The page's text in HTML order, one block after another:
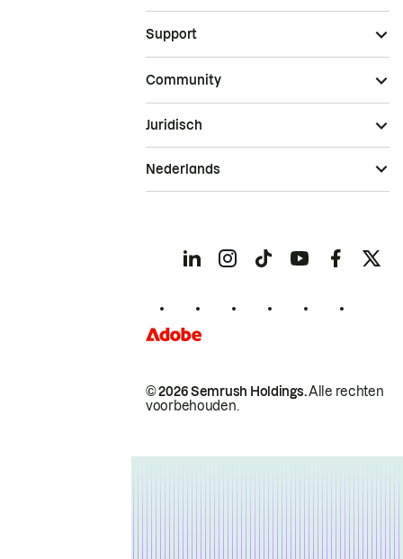
Support
Community
© 2026 Semrush Holdings.Alle rechten
voorbehouden.
Juridisch
Nederlands